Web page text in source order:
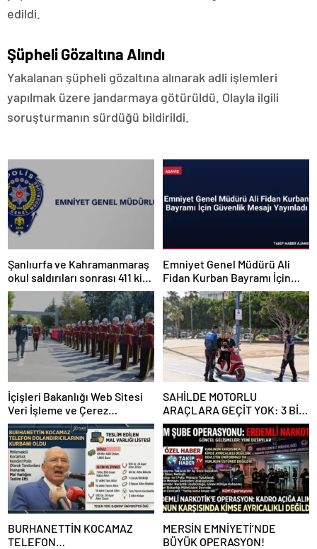
edildi.
Şüpheli Gözaltına Alındı
Yakalanan şüpheli gözaltına alınarak adli işlemleri
yapılmak üzere jandarmaya götürüldü. Olayla ilgili
soruşturmanın sürdüğü bildirildi.
Şanlıurfa ve Kahramanmaraş
okul saldırıları sonrası 411 kişi
yakalandı
Emniyet Genel Müdürü Ali
Fidan Kurban Bayramı İçin
Güvenlik Mesajı Yayınladı
İçişleri Bakanlığı Web Sitesi
Veri İşleme ve Çerez
Politikası
SAHİLDE MOTORLU
ARAÇLARA GEÇİT YOK: 3 BİN
SÜRÜCÜYE CEZA YAĞDI!
BURHANETTİN KOCAMAZ
TELEFON
MERSİN EMNİYETİ’NDE
BÜYÜK OPERASYON!